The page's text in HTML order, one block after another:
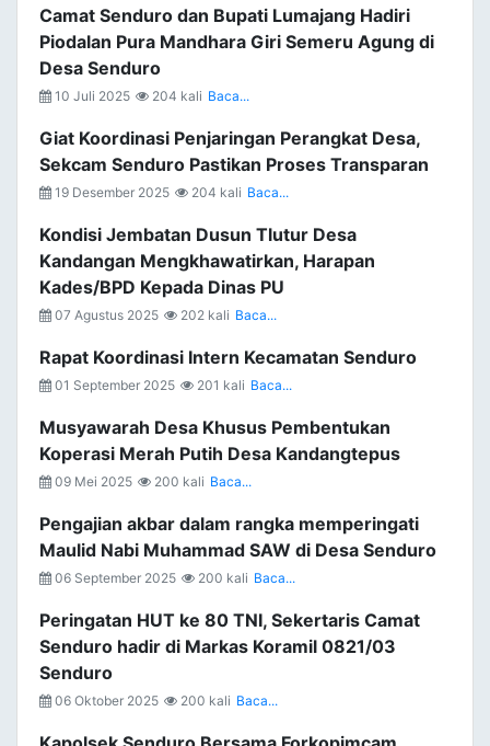
Camat Senduro dan Bupati Lumajang Hadiri
Piodalan Pura Mandhara Giri Semeru Agung di
Desa Senduro
10 Juli 2025 204 kali Baca...
Giat Koordinasi Penjaringan Perangkat Desa,
Sekcam Senduro Pastikan Proses Transparan
19 Desember 2025 204 kali Baca...
Kondisi Jembatan Dusun Tlutur Desa
Kandangan Mengkhawatirkan, Harapan
Kades/BPD Kepada Dinas PU
07 Agustus 2025 202 kali Baca...
Rapat Koordinasi Intern Kecamatan Senduro
01 September 2025 201 kali Baca...
Musyawarah Desa Khusus Pembentukan
Koperasi Merah Putih Desa Kandangtepus
09 Mei 2025 200 kali Baca...
Pengajian akbar dalam rangka memperingati
Maulid Nabi Muhammad SAW di Desa Senduro
06 September 2025 200 kali Baca...
Peringatan HUT ke 80 TNI, Sekertaris Camat
Senduro hadir di Markas Koramil 0821/03
Senduro
06 Oktober 2025 200 kali Baca...